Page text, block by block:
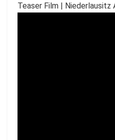
Teaser Film |